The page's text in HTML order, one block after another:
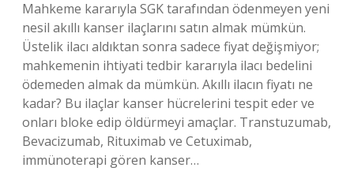
Mahkeme kararıyla SGK tarafından ödenmeyen yeni
nesil akıllı kanser ilaçlarını satın almak mümkün.
Üstelik ilacı aldıktan sonra sadece fiyat değişmiyor;
mahkemenin ihtiyati tedbir kararıyla ilacı bedelini
ödemeden almak da mümkün. Akıllı ilacın fiyatı ne
kadar? Bu ilaçlar kanser hücrelerini tespit eder ve
onları bloke edip öldürmeyi amaçlar. Transtuzumab,
Bevacizumab, Rituximab ve Cetuximab,
immünoterapi gören kanser…